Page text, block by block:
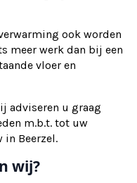
ook worden
meer werk dan bij een
vloer en
adviseren u graag
m.b.t. tot uw
Beerzel.
wij?